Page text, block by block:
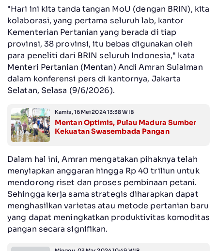
"Hari ini kita tanda tangan MoU (dengan BRIN), kita
kolaborasi, yang pertama seluruh lab, kantor
Kementerian Pertanian yang berada di tiap
provinsi, 38 provinsi, itu bebas digunakan oleh
para peneliti dari BRIN seluruh Indonesia," kata
Menteri Pertanian (Mentan) Andi Amran Sulaiman
dalam konferensi pers di kantornya, Jakarta
Selatan, Selasa (9/6/2026).
Kamis, 16 Mei 2024 13:38 WIB
Mentan Optimis, Pulau Madura Sumber
Kekuatan Swasembada Pangan
Dalam hal ini, Amran mengatakan pihaknya telah
menyiapkan anggaran hingga Rp 40 triliun untuk
mendorong riset dan proses pembinaan petani.
Sehingga kerja sama strategis diharapkan dapat
menghasilkan varietas atau metode pertanian baru
yang dapat meningkatkan produktivitas komoditas
pangan secara signifikan.